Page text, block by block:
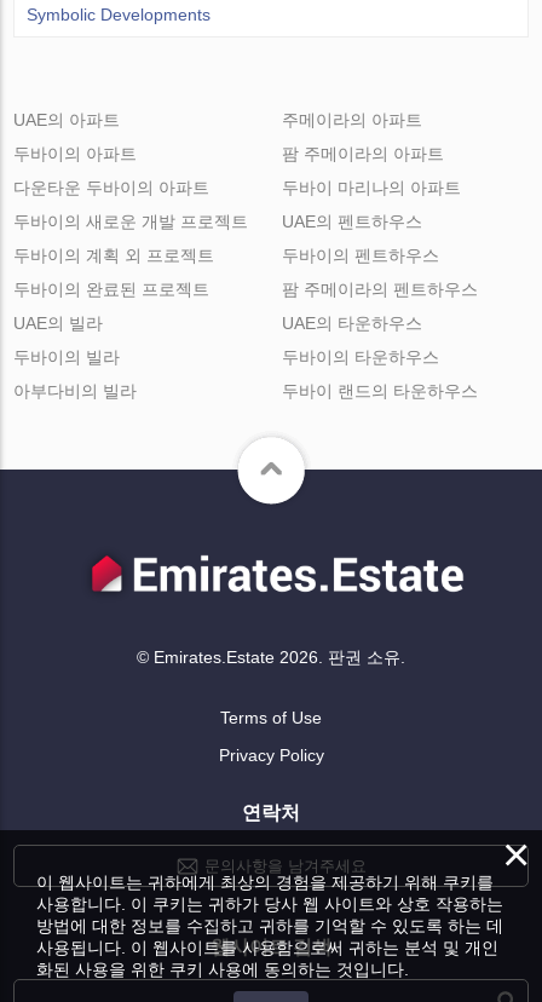
Symbolic Developments
UAE의 아파트
두바이의 아파트
다운타운 두바이의 아파트
주메이라의 아파트
팜 주메이라의 아파트
두바이 마리나의 아파트
두바이의 새로운 개발 프로젝트
두바이의 계획 외 프로젝트
두바이의 완료된 프로젝트
UAE의 펜트하우스
두바이의 펜트하우스
팜 주메이라의 펜트하우스
UAE의 빌라
두바이의 빌라
아부다비의 빌라
UAE의 타운하우스
두바이의 타운하우스
두바이 랜드의 타운하우스
© Emirates.Estate 2026. 판권 소유.
Terms of Use
Privacy Policy
연락처
문의사항을 남겨주세요
웹사이트 검색
×
이 웹사이트는 귀하에게 최상의 경험을 제공하기 위해 쿠키를
사용합니다. 이 쿠키는 귀하가 당사 웹 사이트와 상호 작용하는
방법에 대한 정보를 수집하고 귀하를 기억할 수 있도록 하는 데
사용됩니다. 이 웹사이트를 사용함으로써 귀하는 분석 및 개인
화된 사용을 위한 쿠키 사용에 동의하는 것입니다.